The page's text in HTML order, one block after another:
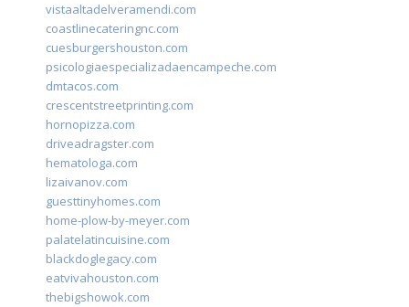
vistaaltadelveramendi.com
coastlinecateringnc.com
cuesburgershouston.com
psicologiaespecializadaencampeche.com
dmtacos.com
crescentstreetprinting.com
hornopizza.com
driveadragster.com
hematologa.com
lizaivanov.com
guesttinyhomes.com
home-plow-by-meyer.com
palatelatincuisine.com
blackdoglegacy.com
eatvivahouston.com
thebigshowok.com